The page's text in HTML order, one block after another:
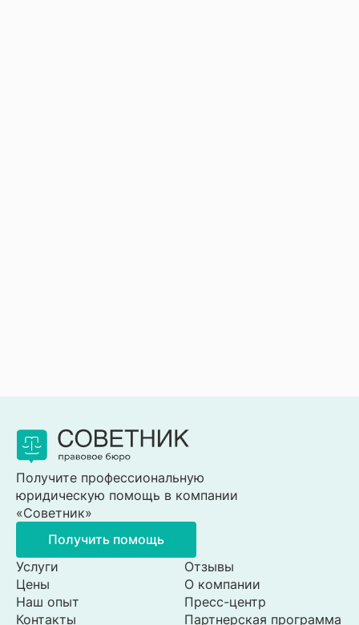
Получите профессиональную
юридическую помощь в компании
«Советник»
Получить помощь
Услуги
Цены
Наш опыт
Контакты
Отзывы
О компании
Пресс-центр
Партнерская программа